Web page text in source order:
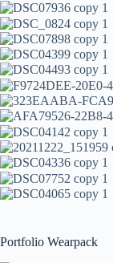
Portfolio Wearpack